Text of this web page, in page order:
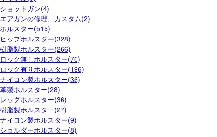
ショットガン(4)
エアガンの修理、カスタム(2)
ホルスター(515)
ヒップホルスター(328)
樹脂製ホルスター(266)
ロック無しホルスター(70)
ロック有りホルスター(196)
ナイロン製ホルスター(36)
革製ホルスター(28)
レッグホルスター(36)
樹脂製ホルスター(27)
ナイロン製ホルスター(9)
ショルダーホルスター(8)